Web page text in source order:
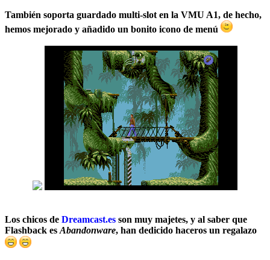
También soporta guardado multi-slot en la VMU A1, de hecho,
hemos mejorado y añadido un bonito icono de menú
Los chicos de Dreamcast.es son muy majetes, y al saber que
Flashback es Abandonware, han dedicido haceros un regalazo